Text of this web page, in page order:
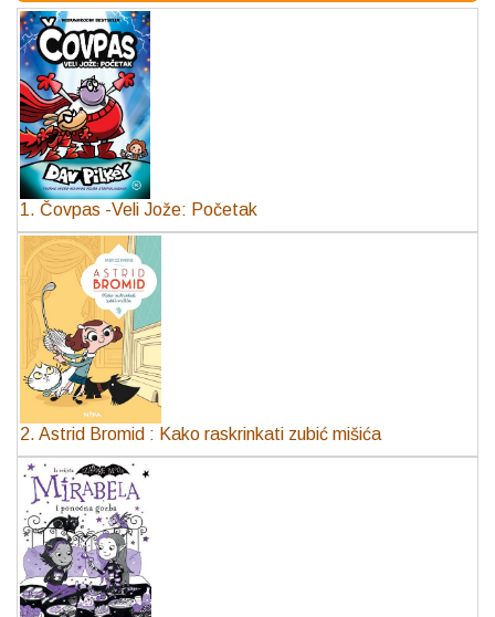
1. Čovpas -Veli Jože: Početak
2. Astrid Bromid : Kako raskrinkati zubić mišića